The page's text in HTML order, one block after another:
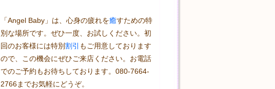
「Angel Baby」は、心身の疲れを癒すための特
別な場所です。ぜひ一度、お試しください。初
回のお客様には特別割引 もご用意しております
ので、この機会にぜひご来店ください。お電話
でのご予約もお待ちしております。080-7664-
2766までお気軽にどうぞ。